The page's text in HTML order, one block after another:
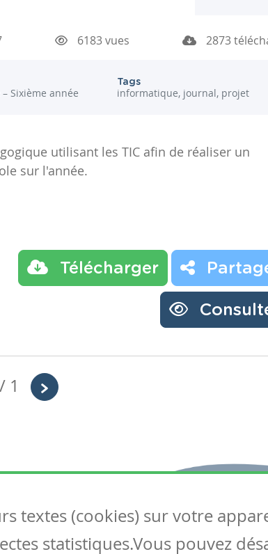
6183 vues 2873
Sixième année
Tags
informatique, journal, projet
utilisant les TIC afin de réaliser un
sur l'année.
Télécharger
1
Suivez-nous
Contactez-nous
textes (cookies) sur votre
statistiques.Vous pouvez